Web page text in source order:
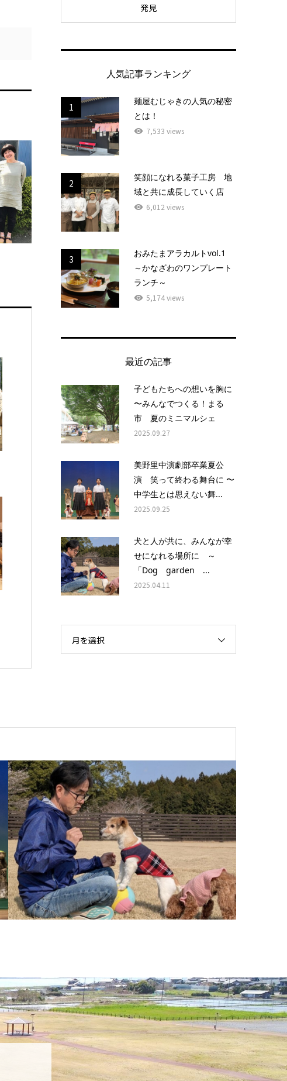
発見
人気記事ランキング
1
麺屋むじゃきの人気の秘密
とは！
7,533 views
2
笑顔になれる菓子工房 地
域と共に成長していく店
6,012 views
3
おみたまアラカルトvol.1
～かなざわのワンプレート
ランチ～
5,174 views
最近の記事
子どもたちへの想いを胸に
〜みんなでつくる！まる
市 夏のミニマルシェ
2025.09.27
美野里中演劇部卒業夏公
演 笑って終わる舞台に 〜
中学生とは思えない舞...
2025.09.25
犬と人が共に、みんなが幸
せになれる場所に ～
「Dog garden ...
2025.04.11
月を選択